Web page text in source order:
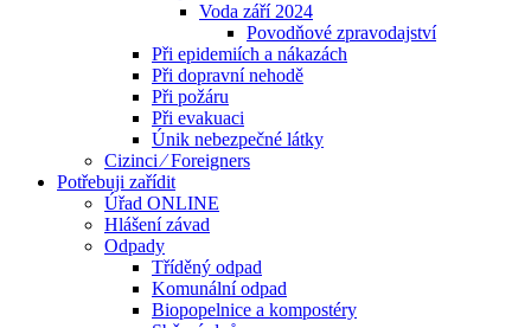
Voda září 2024
Povodňové zpravodajství
Při epidemiích a nákazách
Při dopravní nehodě
Při požáru
Při evakuaci
Únik nebezpečné látky
Cizinci ⁄ Foreigners
Potřebuji zařídit
Úřad ONLINE
Hlášení závad
Odpady
Tříděný odpad
Komunální odpad
Biopopelnice a kompostéry